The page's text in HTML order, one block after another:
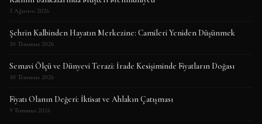
3 Ağustos 2026
Şehrin Kalbinden Hayatın Merkezine: Camileri Yeniden Düşünmek
30 Temmuz 2026
Semavi Ölçü ve Dünyevi Terazi: İrade Kesişiminde Fiyatların Doğası
30 Temmuz 2026
Fiyatı Olanın Değeri: İktisat ve Ahlakın Çatışması
9 Temmuz 2026